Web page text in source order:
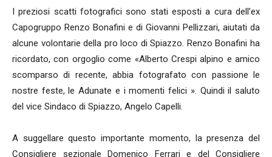
I preziosi scatti fotografici sono stati esposti a cura dell’ex
Capogruppo Renzo Bonafini e di Giovanni Pellizzari, aiutati da
alcune volontarie della pro loco di Spiazzo. Renzo Bonafini ha
ricordato, con orgoglio come «Alberto Crespi alpino e amico
scomparso di recente, abbia fotografato con passione le
nostre feste, le Adunate e i momenti felici ». Quindi il saluto
del vice Sindaco di Spiazzo, Angelo Capelli.
A suggellare questo importante momento, la presenza del
Consigliere sezionale Domenico Ferrari e del Consigliere